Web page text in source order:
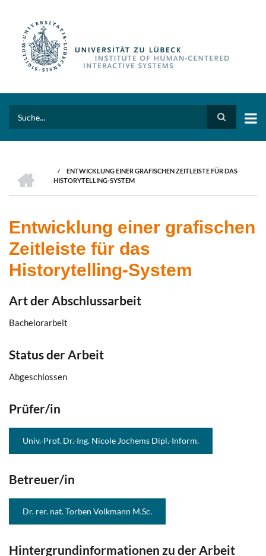
content
BREADCRUMB
/
ENTWICKLUNG EINER GRAFISCHEN ZEITLEISTE FÜR DAS
HISTORYTELLING-SYSTEM
Entwicklung einer grafischen
Zeitleiste für das
Historytelling-System
Art der Abschlussarbeit
Bachelorarbeit
Status der Arbeit
Abgeschlossen
Prüfer/in
Univ.-Prof. Dr.-Ing. Nicole Jochems Dipl.-Inform.
Betreuer/in
Dr. rer. nat. Torben Volkmann M.Sc.
Hintergrundinformationen zu der Arbeit